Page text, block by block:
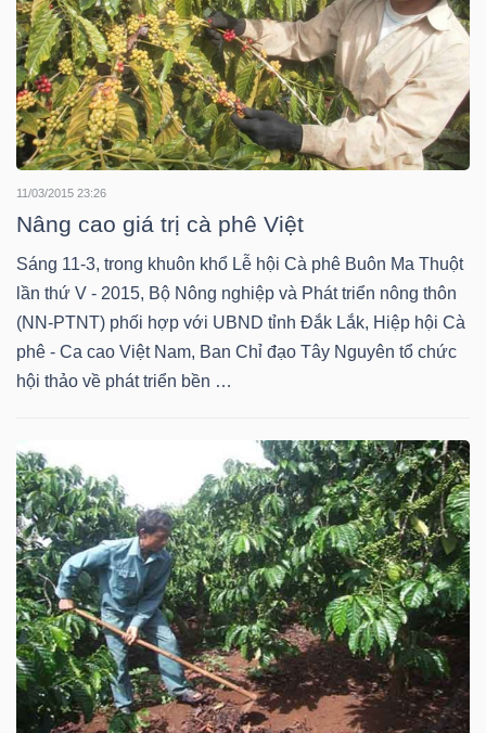
11/03/2015 23:26
Nâng cao giá trị cà phê Việt
Sáng 11-3, trong khuôn khổ Lễ hội Cà phê Buôn Ma Thuột
lần thứ V - 2015, Bộ Nông nghiệp và Phát triển nông thôn
(NN-PTNT) phối hợp với UBND tỉnh Đắk Lắk, Hiệp hội Cà
phê - Ca cao Việt Nam, Ban Chỉ đạo Tây Nguyên tổ chức
hội thảo về phát triển bền …
YẾU
TIÊU
DÙNG
THIẾT
YẾU
KHỎE
TÀI
CHÍNH